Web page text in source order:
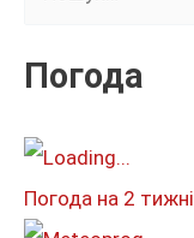
к
т
:
Погода
Погода на 2 тижні